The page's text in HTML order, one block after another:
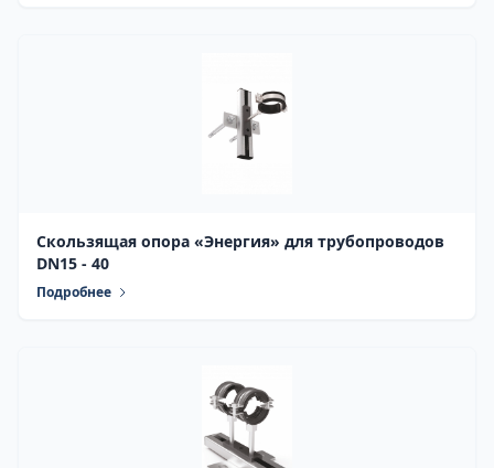
Скользящая опора «Энергия» для трубопроводов
DN15 - 40
Подробнее